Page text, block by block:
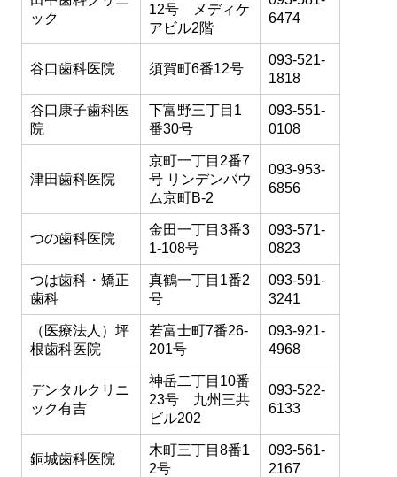
ック
12号 メディケ
アビル2階
6474
谷口歯科医院 須賀町6番12号
093-521-
1818
谷口康子歯科医
院
下富野三丁目1
番30号
093-551-
0108
津田歯科医院
京町一丁目2番7
号 リンデンバウ
ム京町B-2
093-953-
6856
つの歯科医院
金田一丁目3番3
1-108号
093-571-
0823
つは歯科・矯正
歯科
真鶴一丁目1番2
号
093-591-
3241
（医療法人）坪
根歯科医院
若富士町7番26-
201号
093-921-
4968
デンタルクリニ
ック有吉
神岳二丁目10番
23号 九州三共
ビル202
093-522-
6133
銅城歯科医院
木町三丁目8番1
2号
093-561-
2167